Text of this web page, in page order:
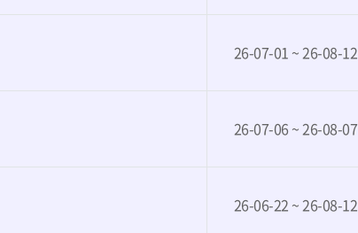
26-07-01 ~ 26-08-12
26-07-06 ~ 26-08-07
26-06-22 ~ 26-08-12